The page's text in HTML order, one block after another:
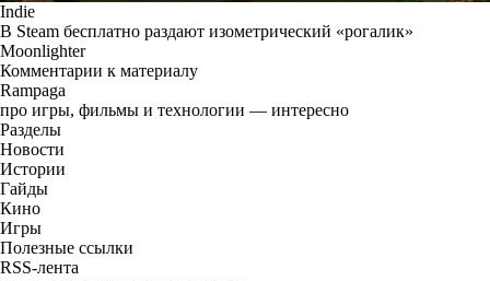
Indie
В Steam бесплатно раздают изометрический «рогалик»
Moonlighter
Комментарии к материалу
Rampaga
про игры, фильмы и технологии — интересно
Разделы
Новости
Истории
Гайды
Кино
Игры
Полезные ссылки
RSS-лента